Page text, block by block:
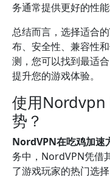
务通常提供更好的性能
总结而言，选择适合
布、安全性、兼容性
测，您可以找到最适
提升您的游戏体验。
使用Nordvpn
势？
NordVPN在吃鸡加速
务中，NordVPN凭借
了游戏玩家的热门选择